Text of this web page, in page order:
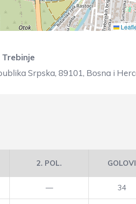
Srpska, 89101, Bosna i
2. POL. GOLOVI
— 34